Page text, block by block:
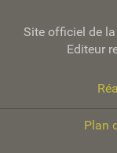
Site officiel de
Editeur
Plan